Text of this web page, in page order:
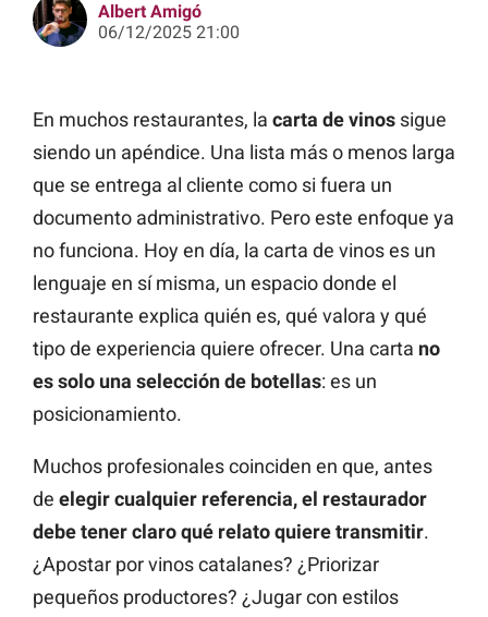
Albert Amigó
06/12/2025 21:00
En muchos restaurantes, la carta de vinos sigue
siendo un apéndice. Una lista más o menos larga
que se entrega al cliente como si fuera un
documento administrativo. Pero este enfoque ya
no funciona. Hoy en día, la carta de vinos es un
lenguaje en sí misma, un espacio donde el
restaurante explica quién es, qué valora y qué
tipo de experiencia quiere ofrecer. Una carta no
es solo una selección de botellas: es un
posicionamiento.
Muchos profesionales coinciden en que, antes
de elegir cualquier referencia, el restaurador
debe tener claro qué relato quiere transmitir.
¿Apostar por vinos catalanes? ¿Priorizar
pequeños productores? ¿Jugar con estilos